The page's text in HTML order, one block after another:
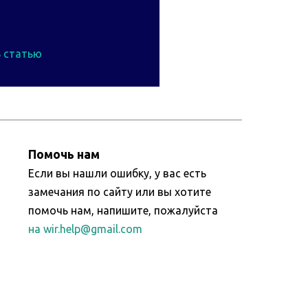
статью
Помочь нам
Если вы нашли ошибку, у вас есть
замечания по сайту или вы хотите
помочь нам, напишите, пожалуйста
на wir.help@gmail.com